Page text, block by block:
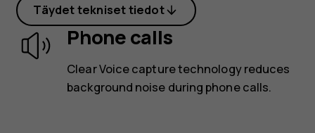
Täydet tekniset tiedot
Phone calls
Clear Voice capture technology reduces
background noise during phone calls.